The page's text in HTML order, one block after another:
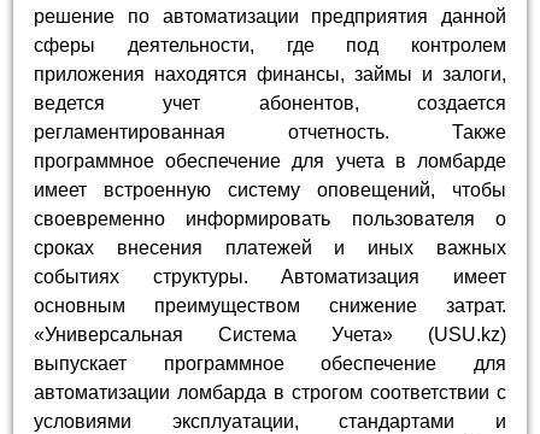
решение по автоматизации предприятия данной
сферы деятельности, где под контролем
приложения находятся финансы, займы и залоги,
ведется учет абонентов, создается
регламентированная отчетность. Также
программное обеспечение для учета в ломбарде
имеет встроенную систему оповещений, чтобы
своевременно информировать пользователя о
сроках внесения платежей и иных важных
событиях структуры. Автоматизация имеет
основным преимуществом снижение затрат.
«Универсальная Система Учета» (USU.kz)
выпускает программное обеспечение для
автоматизации ломбарда в строгом соответствии с
условиями эксплуатации, стандартами и